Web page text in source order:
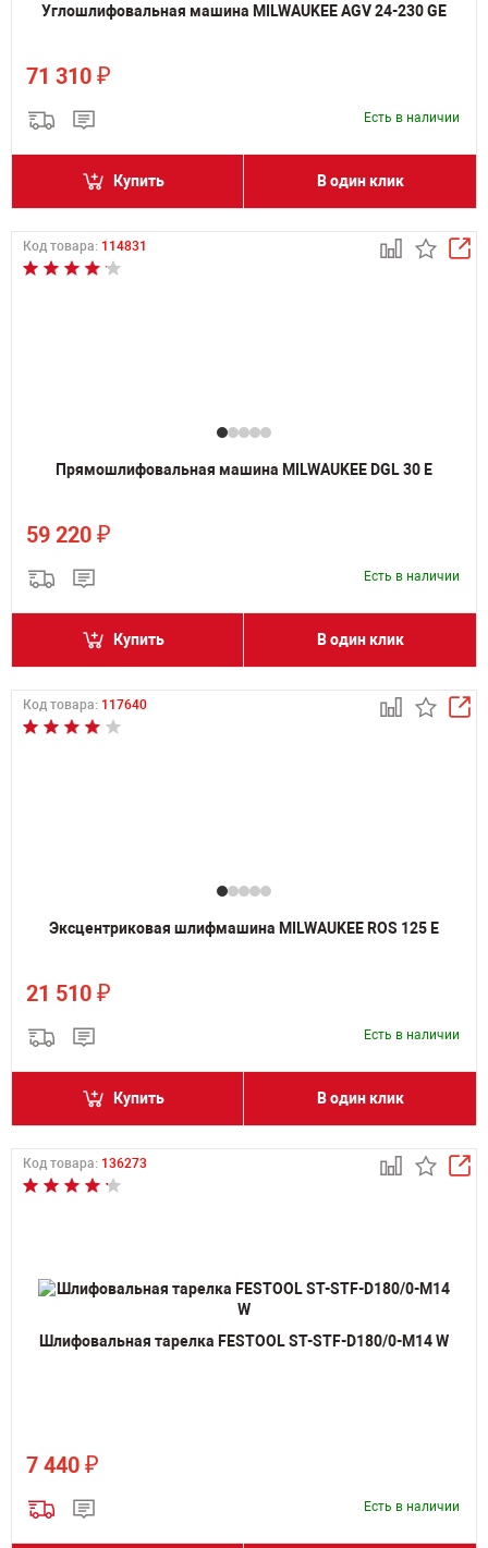
Углошлифовальная машина MILWAUKEE AGV 24-230 GE
71 310 ₽
Есть в наличии
Купить В один клик
Код товара: 114831
Прямошлифовальная машина MILWAUKEE DGL 30 E
59 220 ₽
Есть в наличии
Купить В один клик
Код товара: 117640
Эксцентриковая шлифмашина MILWAUKEE ROS 125 E
21 510 ₽
Есть в наличии
Купить В один клик
Код товара: 136273
Шлифовальная тарелка FESTOOL ST-STF-D180/0-M14 W
7 440 ₽
Есть в наличии